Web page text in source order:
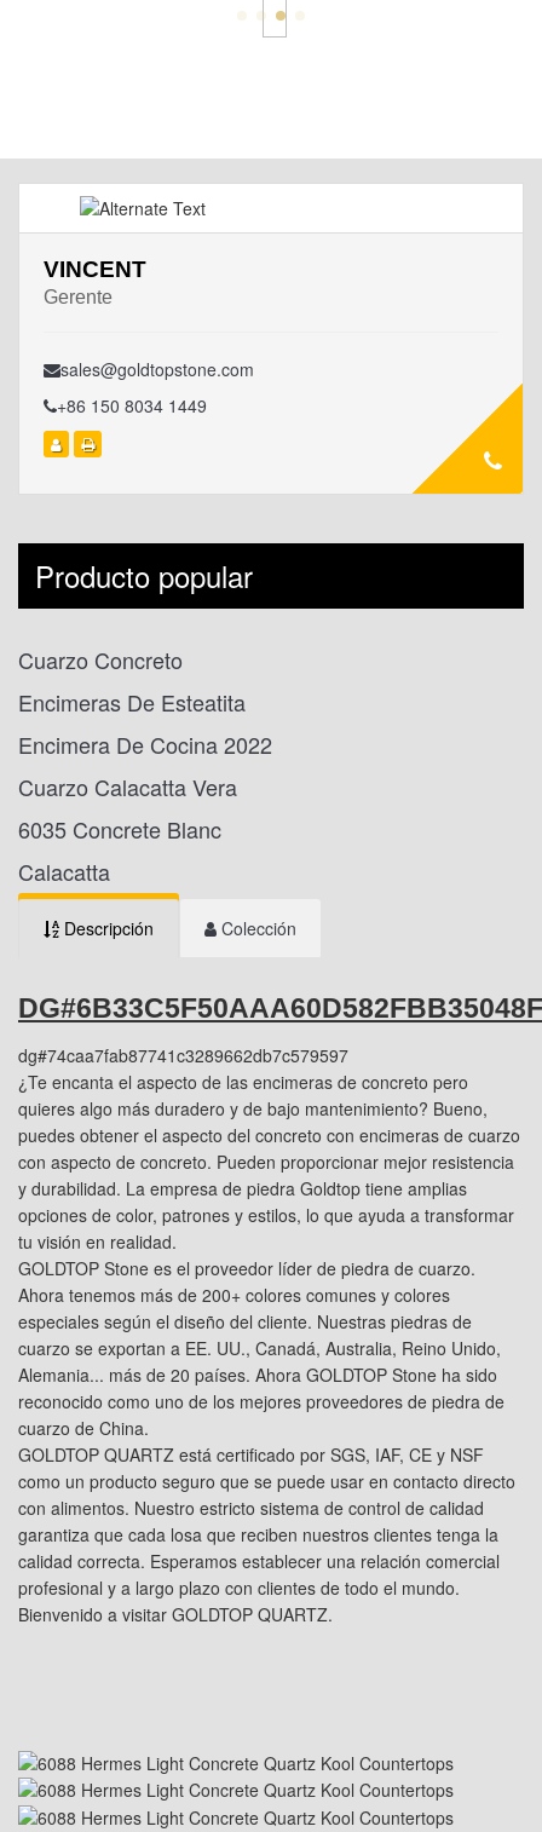
VINCENT
Gerente
sales@goldtopstone.com
+86 150 8034 1449
Producto popular
Cuarzo Concreto
Encimeras De Esteatita
Encimera De Cocina 2022
Cuarzo Calacatta Vera
6035 Concrete Blanc
Calacatta
Descripción Colección
dg#74caa7fab87741c3289662db7c579597
¿Te encanta el aspecto de las encimeras de concreto pero
quieres algo más duradero y de bajo mantenimiento? Bueno,
puedes obtener el aspecto del concreto con encimeras de cuarzo
con aspecto de concreto. Pueden proporcionar mejor resistencia
y durabilidad. La empresa de piedra Goldtop tiene amplias
opciones de color, patrones y estilos, lo que ayuda a transformar
tu visión en realidad.
GOLDTOP Stone es el proveedor líder de piedra de cuarzo.
Ahora tenemos más de 200+ colores comunes y colores
especiales según el diseño del cliente. Nuestras piedras de
cuarzo se exportan a EE. UU., Canadá, Australia, Reino Unido,
Alemania... más de 20 países. Ahora GOLDTOP Stone ha sido
reconocido como uno de los mejores proveedores de piedra de
cuarzo de China.
GOLDTOP QUARTZ está certificado por SGS, IAF, CE y NSF
como un producto seguro que se puede usar en contacto directo
con alimentos. Nuestro estricto sistema de control de calidad
garantiza que cada losa que reciben nuestros clientes tenga la
calidad correcta. Esperamos establecer una relación comercial
profesional y a largo plazo con clientes de todo el mundo.
Bienvenido a visitar GOLDTOP QUARTZ.